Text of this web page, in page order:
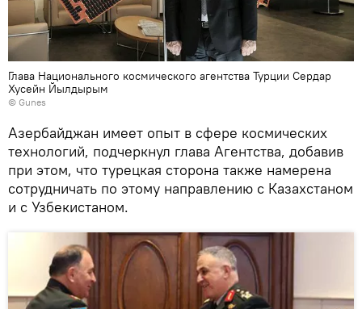
Глава Национального космического агентства Турции Сердар
Хусейн Йылдырым
© Gunes
Азербайджан имеет опыт в сфере космических
технологий, подчеркнул глава Агентства, добавив
при этом, что турецкая сторона также намерена
сотрудничать по этому направлению с Казахстаном
и с Узбекистаном.